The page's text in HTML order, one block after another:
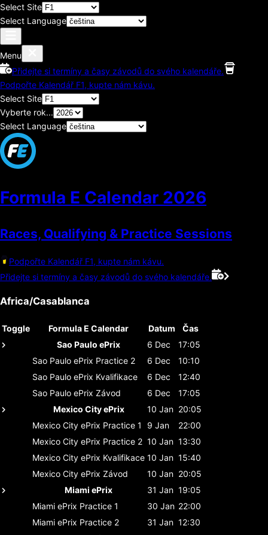
Select Site
Select Language
Menu
Přidejte si termíny a časy závodů do svého kalendáře.
Podpořte Kalendář F1, kupte nám kávu.
Select Site
Vyberte rok...
Select Language
Formula E Calendar 2026
Races, Qualifying & Practice Sessions
Podpořte Kalendář F1, kupte nám kávu.
Přidejte si termíny a časy závodů do svého kalendáře.
Africa/Casablanca
Toggle Formula E Calendar Datum
Čas
Sao Paulo ePrix
6 Dec
17:05
Sao Paulo ePrix Practice 2 6 Dec
10:10
Sao Paulo ePrix Kvalifikace 6 Dec
12:40
Sao Paulo ePrix Závod 6 Dec
17:05
Mexico City ePrix
10 Jan 20:05
Mexico City ePrix Practice 1 9 Jan
22:00
Mexico City ePrix Practice 2 10 Jan 13:30
Mexico City ePrix Kvalifikace 10 Jan 15:40
Mexico City ePrix Závod 10 Jan 20:05
Miami ePrix
31 Jan 19:05
Miami ePrix Practice 1 30 Jan 22:00
Miami ePrix Practice 2 31 Jan 12:30